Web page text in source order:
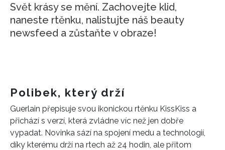
Svět krásy se mění. Zachovejte klid,
naneste rtěnku, nalistujte náš beauty
newsfeed a zůstaňte v obraze!
Polibek, který drží
Guerlain přepisuje svou ikonickou rtěnku KissKiss a
přichází s verzí, která zvládne víc než jen dobře
vypadat. Novinka sází na spojení medu a technologií,
díky kterému drží na rtech až 24 hodin, ale přitom